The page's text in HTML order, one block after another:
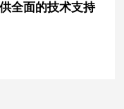
全面的技术支持